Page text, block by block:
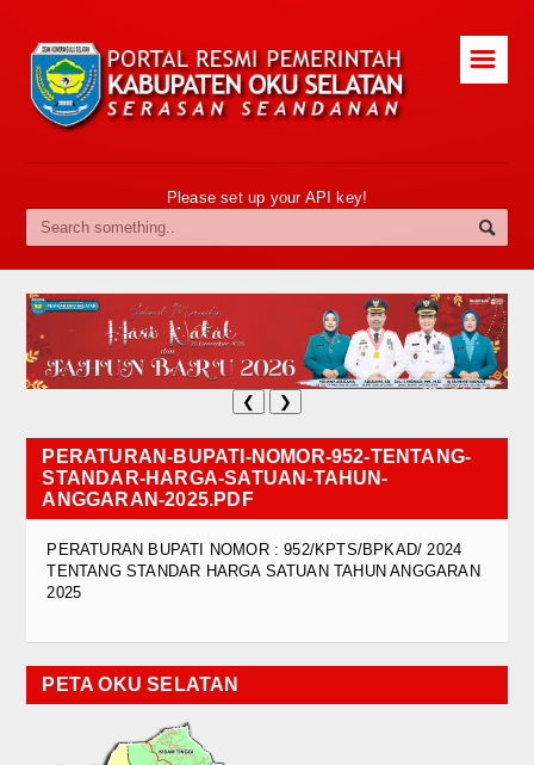
☰
Please set up your API key!
❮ ❯
PERATURAN-BUPATI-NOMOR-952-TENTANG-
STANDAR-HARGA-SATUAN-TAHUN-
ANGGARAN-2025.PDF
PERATURAN BUPATI NOMOR : 952/KPTS/BPKAD/ 2024
TENTANG STANDAR HARGA SATUAN TAHUN ANGGARAN
2025
PETA OKU SELATAN